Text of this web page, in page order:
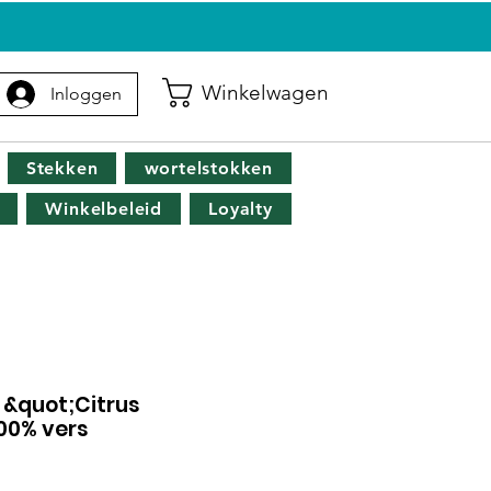
Inloggen Winkelwagen
Stekken
wortelstokken
Winkelbeleid Loyalty
vers